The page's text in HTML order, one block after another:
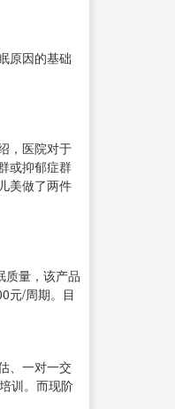
原因的基础
，医院对于
或抑郁症群
美做了两件
质量，该产品
元/周期。目
、一对一交
训。而现阶